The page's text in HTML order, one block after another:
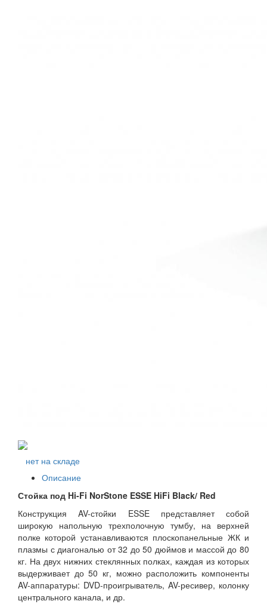
нет на складе
Описание
Стойка под Hi-Fi NorStone ESSE HiFi Black/ Red
Конструкция AV-стойки ESSE представляет собой
широкую напольную трехполочную тумбу, на верхней
полке которой устанавливаются плоскопанельные ЖК и
плазмы с диагональю от 32 до 50 дюймов и массой до 80
кг. На двух нижних стеклянных полках, каждая из которых
выдерживает до 50 кг, можно расположить компоненты
AV-аппаратуры: DVD-проигрыватель, AV-ресивер, колонку
центрального канала, и др.